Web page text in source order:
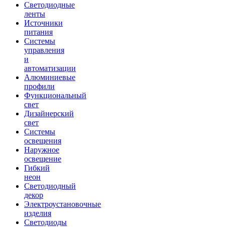
Светодиодные
ленты
Источники
питания
Системы
управления
и
автоматизации
Алюминиевые
профили
Функциональный
свет
Дизайнерский
свет
Системы
освещения
Наружное
освещение
Гибкий
неон
Светодиодный
декор
Электроустановочные
изделия
Светодиоды